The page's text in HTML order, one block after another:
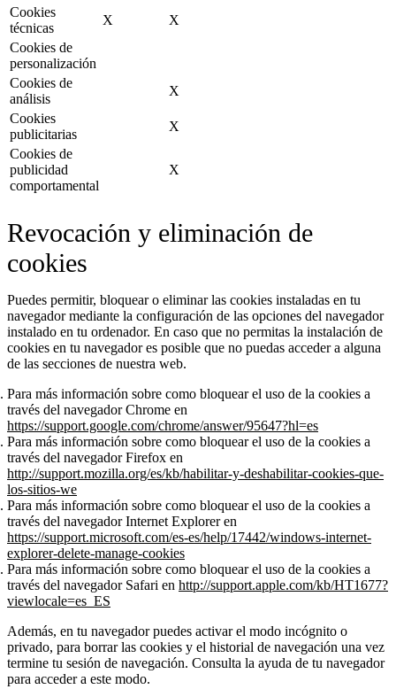
Cookies
técnicas
X
X
Cookies de
personalización
Cookies de
análisis
X
Cookies
publicitarias
X
Cookies de
publicidad
comportamental
X
Revocación y eliminación de
cookies
Puedes permitir, bloquear o eliminar las cookies instaladas en tu
navegador mediante la configuración de las opciones del navegador
instalado en tu ordenador. En caso que no permitas la instalación de
cookies en tu navegador es posible que no puedas acceder a alguna
de las secciones de nuestra web.
Para más información sobre como bloquear el uso de la cookies a
través del navegador Chrome en
https://support.google.com/chrome/answer/95647?hl=es
Para más información sobre como bloquear el uso de la cookies a
través del navegador Firefox en
http://support.mozilla.org/es/kb/habilitar-y-deshabilitar-cookies-que-
los-sitios-we
Para más información sobre como bloquear el uso de la cookies a
través del navegador Internet Explorer en
https://support.microsoft.com/es-es/help/17442/windows-internet-
explorer-delete-manage-cookies
Para más información sobre como bloquear el uso de la cookies a
través del navegador Safari en http://support.apple.com/kb/HT1677?
viewlocale=es_ES
Además, en tu navegador puedes activar el modo incógnito o
privado, para borrar las cookies y el historial de navegación una vez
termine tu sesión de navegación. Consulta la ayuda de tu navegador
para acceder a este modo.